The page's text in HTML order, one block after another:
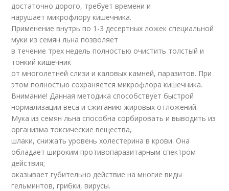
достаточно дорого, требует времени и
нарушает микрофлору кишечника.
Применение внутрь по 1-3 десертных ложек специальной
муки из семян льна позволяет
в течение трех недель полностью очистить толстый и
тонкий кишечник
от многолетней слизи и каловых камней, паразитов. При
этом полностью сохраняется микрофлора кишечника.
Внимание! Данная методика способствует быстрой
нормализации веса и сжиганию жировых отложений.
Мука из семян льна способна сорбировать и выводить из
организма токсические вещества,
шлаки, снижать уровень холестерина в крови. Она
обладает широким противопаразитарным спектром
действия;
оказывает губительно действие на многие виды
гельминтов, грибки, вирусы.